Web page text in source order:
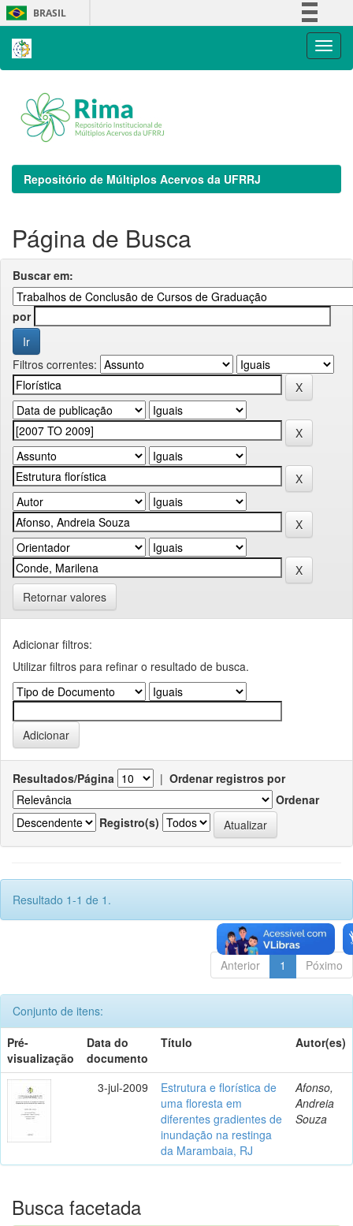
Skip
navigation
BRASIL
Repositório de Múltiplos Acervos da UFRRJ
Página de Busca
Buscar em:
por
Filtros correntes:
Retornar valores
Adicionar filtros:
Utilizar filtros para refinar o resultado de busca.
Resultados/Página | Ordenar registros por
Ordenar
Registro(s)
Resultado 1-1 de 1.
Anterior 1 Póximo
Conjunto de itens:
Pré-
visualização
Data do
documento
Título Autor(es)
3-jul-2009
Estrutura e florística de
uma floresta em
diferentes gradientes de
inundação na restinga
da Marambaia, RJ
Afonso,
Andreia
Souza
Busca facetada